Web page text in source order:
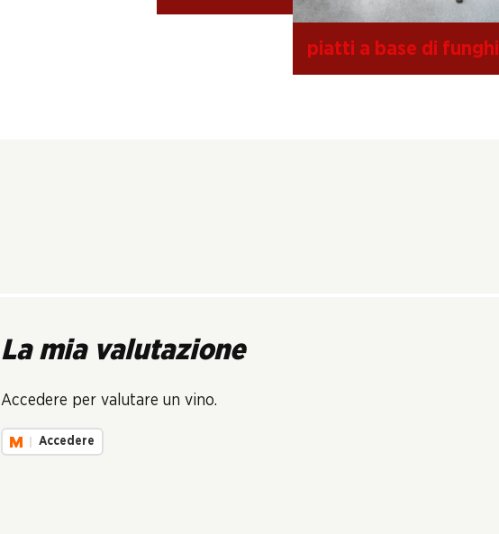
piatti a base di funghi
La mia valutazione
Accedere per valutare un vino.
Accedere